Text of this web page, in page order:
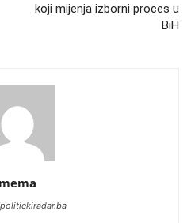
koji mijenja izborni proces u
BiH
mema